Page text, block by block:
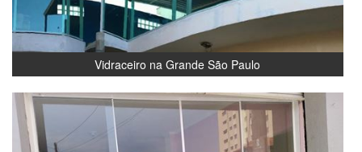
Vidraceiro na Grande São Paulo